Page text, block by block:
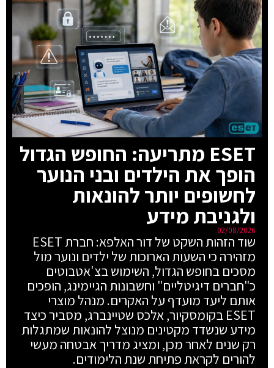
ESET מתריעה: החופש הגדול
הופך את הילדים ובני הנוער
לחשופים יותר להונאות
ולגניבת מידע
02/08/2026
שוד הזהות השקט של דור האלפא: חברת ESET
מזהירה כי השעות הארוכות של ילדים ונוער מול
מסכים בחופש הגדול, השימוש בצ'אטבוטים
כ"חברים דיגיטליים" וחשבונות הגיימינג, הופכים
אותם ליעד מועדף על האקרים. מנהל מוצרי
ESET בקומסקיור, אלכס שטיינברג, מסביר כיצד
מידע שנשדד מקטינים מנוצל להונאות שמתגלות
רק שנים לאחר מכן, ומציג מדריך אבטחה מעשי
להורים לקראת פתיחת שנת הלימודים.